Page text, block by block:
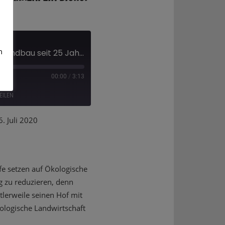
"Wie im Garten" - Ökolandbau seit 25 Jahren: Ein Biohof stellt sich vor
00:00 / 3:13
Juli 2020
setzen auf Ökologische
zu reduzieren, denn
seinen Hof mit
Landwirtschaft